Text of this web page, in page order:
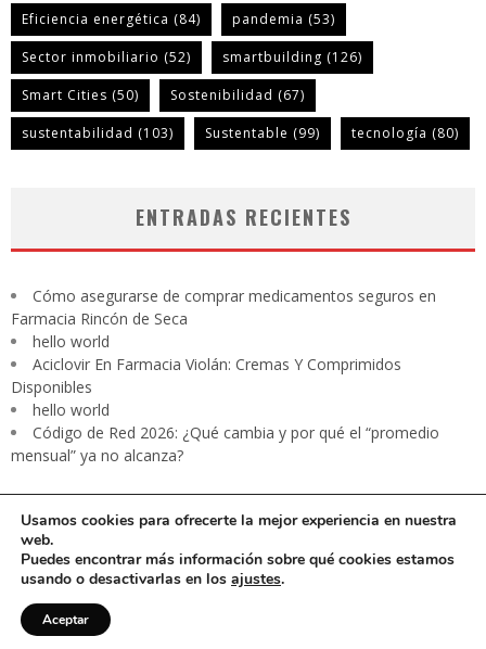
Eficiencia energética (84) pandemia (53)
Sector inmobiliario (52) smartbuilding (126)
Smart Cities (50) Sostenibilidad (67)
sustentabilidad (103) Sustentable (99) tecnología (80)
ENTRADAS RECIENTES
Cómo asegurarse de comprar medicamentos seguros en
Farmacia Rincón de Seca
hello world
Aciclovir En Farmacia Violán: Cremas Y Comprimidos
Disponibles
hello world
Código de Red 2026: ¿Qué cambia y por qué el “promedio
mensual” ya no alcanza?
CARTA PRESIDENTE
Usamos cookies para ofrecerte la mejor experiencia en nuestra
web.
Puedes encontrar más información sobre qué cookies estamos
usando o desactivarlas en los ajustes.
Aceptar